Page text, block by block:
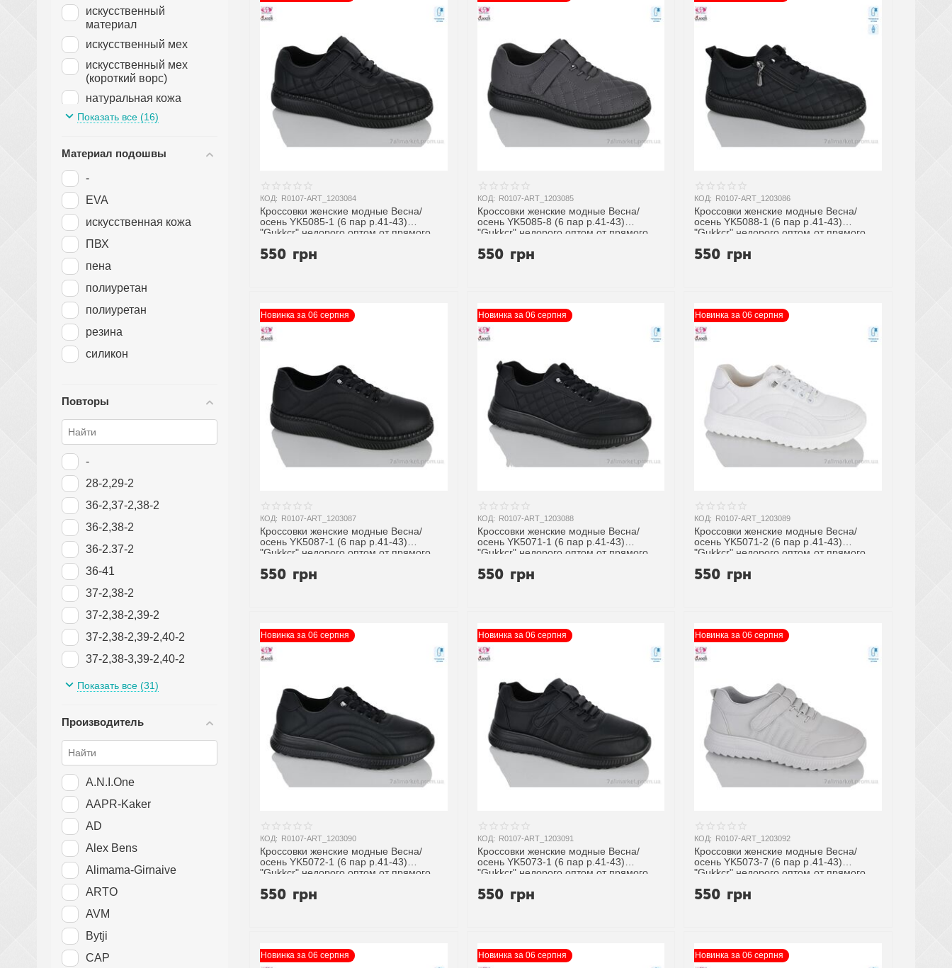
КОД: R0107-ART_1203084
Кроссовки женские модные Весна/
осень YK5085-1 (6 пар р.41-43)
"Gukkcr" недорого оптом от прямого
550 грн
КОД: R0107-ART_1203085
Кроссовки женские модные Весна/
осень YK5085-8 (6 пар р.41-43)
"Gukkcr" недорого оптом от прямого
550 грн
КОД: R0107-ART_1203086
Кроссовки женские модные Весна/
осень YK5088-1 (6 пар р.41-43)
"Gukkcr" недорого оптом от прямого
550 грн
Новинка за 06 серпня
КОД: R0107-ART_1203087
Кроссовки женские модные Весна/
осень YK5087-1 (6 пар р.41-43)
"Gukkcr" недорого оптом от прямого
550 грн
Новинка за 06 серпня
КОД: R0107-ART_1203088
Кроссовки женские модные Весна/
осень YK5071-1 (6 пар р.41-43)
"Gukkcr" недорого оптом от прямого
550 грн
Новинка за 06 серпня
КОД: R0107-ART_1203089
Кроссовки женские модные Весна/
осень YK5071-2 (6 пар р.41-43)
"Gukkcr" недорого оптом от прямого
550 грн
Новинка за 06 серпня
КОД: R0107-ART_1203090
Кроссовки женские модные Весна/
осень YK5072-1 (6 пар р.41-43)
"Gukkcr" недорого оптом от прямого
550 грн
Новинка за 06 серпня
КОД: R0107-ART_1203091
Кроссовки женские модные Весна/
осень YK5073-1 (6 пар р.41-43)
"Gukkcr" недорого оптом от прямого
550 грн
Новинка за 06 серпня
КОД: R0107-ART_1203092
Кроссовки женские модные Весна/
осень YK5073-7 (6 пар р.41-43)
"Gukkcr" недорого оптом от прямого
550 грн
Новинка за 06 серпня Новинка за 06 серпня Новинка за 06 серпня
8 см
8.5 см
искусственный
материал
искусственный мех
искусственный мех
(короткий ворс)
натуральная кожа
натуральная шерсть
натуральный мех
(овчина)
натуральный мех
(цигейка)
текстиль
термоткань
флис
Показать все (16)
Материал подошвы
-
EVA
искусственная кожа
ПВХ
пена
полиурeтан
полиуретан
резина
силикон
Повторы
-
28-2,29-2
36-2,37-2,38-2
36-2,38-2
36-2.37-2
36-41
37-2,38-2
37-2,38-2,39-2
37-2,38-2,39-2,40-2
37-2,38-3,39-2,40-2
37-2,38-3,39-3,40-2
37-2.38-2.39-2
38-2,29-2
39-2
Показать все (31)
Производитель
A.N.I.One
AAPR-Kaker
AD
Alex Bens
Alimama-Girnaive
ARTO
AVM
Bytji
CAP